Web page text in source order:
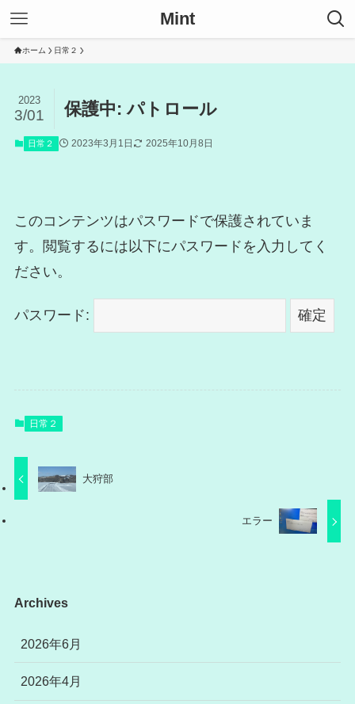
Mint
ホーム 日常２
保護中: パトロール
2023
3/01
日常２ 2023年3月1日 2025年10月8日
このコンテンツはパスワードで保護されていま
す。閲覧するには以下にパスワードを入力してく
ださい。
パスワード:
日常２
大狩部
エラー
Archives
2026年6月
2026年4月